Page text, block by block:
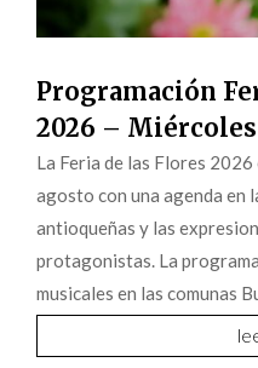
Programación
2026 –
La Feria de las Flores
agosto con una agenda en
antioqueñas y las
protagonistas. La
musicales en las comunas